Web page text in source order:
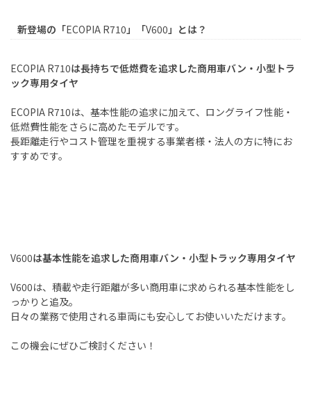
新登場の「ECOPIA R710 」「V600 」とは？
ECOPIA R710は長持ちで低燃費を追求した商用車バン・小型トラ
ック専用タイヤ
ECOPIA R710は、基本性能の追求に加えて、ロングライフ性能・
低燃費性能をさらに高めたモデルです。
長距離走行やコスト管理を重視する事業者様・法人の方に特にお
すすめです。
V600は基本性能を追求した商用車バン・小型トラック専用タイヤ
V600は、積載や走行距離が多い商用車に求められる基本性能をし
っかりと追及。
日々の業務で使用される車両にも安心してお使いいただけます。
この機会にぜひご検討ください！